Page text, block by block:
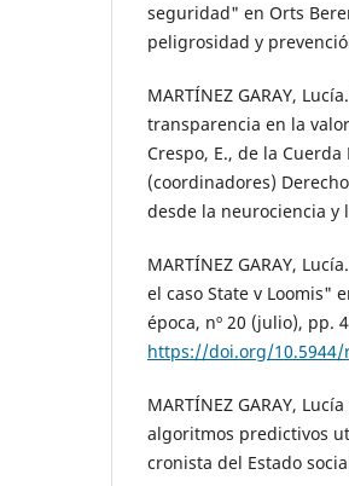
seguridad" en Orts
peligrosidad y
MARTÍNEZ GARAY,
transparencia en la
Crespo, E., de la
(coordinadores)
desde la neurociencia
MARTÍNEZ GARAY,
el caso State v Loomis"
época, nº 20 (julio), pp.
https://doi.org/10.5944/
MARTÍNEZ GARAY,
algoritmos predictivos
cronista del Estado